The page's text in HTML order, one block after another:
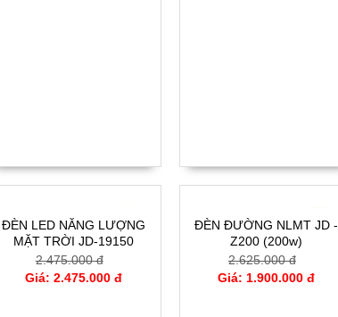
ĐÈN LED NĂNG LƯỢNG
MẶT TRỜI JD-19150
(150w)
2.475.000 đ
Giá: 2.475.000 đ
ĐÈN ĐƯỜNG NLMT JD -
Z200 (200w)
2.625.000 đ
Giá: 1.900.000 đ